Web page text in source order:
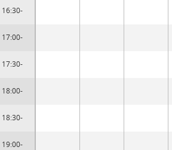
16:30-
17:00-
17:30-
18:00-
18:30-
19:00-